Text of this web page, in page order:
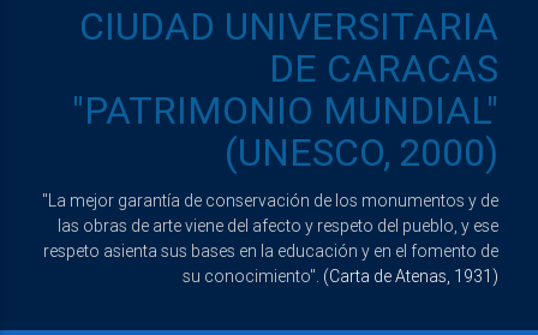
CIUDAD UNIVERSITARIA
DE CARACAS
"PATRIMONIO MUNDIAL"
(UNESCO, 2000)
"La mejor garantía de conservación de los monumentos y de
las obras de arte viene del afecto y respeto del pueblo, y ese
respeto asienta sus bases en la educación y en el fomento de
su conocimiento". (Carta de Atenas, 1931)